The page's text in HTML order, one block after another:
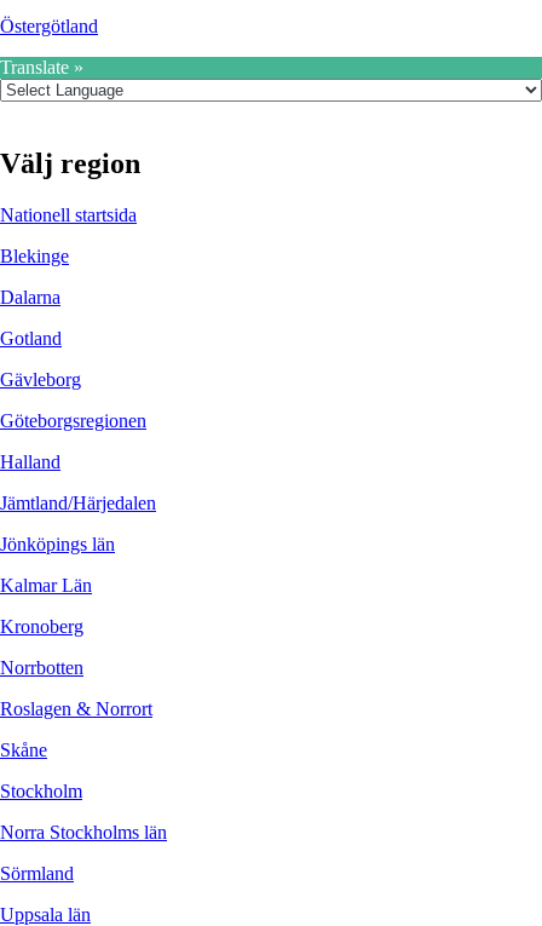
Östergötland
Translate »
Välj region
Nationell startsida
Blekinge
Dalarna
Gotland
Gävleborg
Göteborgsregionen
Halland
Jämtland/Härjedalen
Jönköpings län
Kalmar Län
Kronoberg
Norrbotten
Roslagen & Norrort
Skåne
Stockholm
Norra Stockholms län
Sörmland
Uppsala län